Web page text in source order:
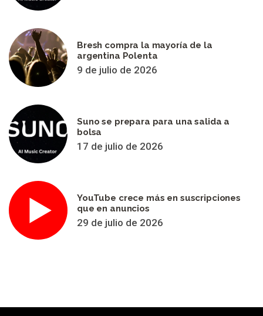
Bresh compra la mayoría de la
argentina Polenta
9 de julio de 2026
Suno se prepara para una salida a
bolsa
17 de julio de 2026
YouTube crece más en suscripciones
que en anuncios
29 de julio de 2026